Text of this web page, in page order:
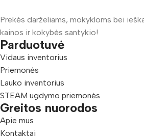
Prekės darželiams, mokykloms bei
kainos ir kokybės santykio!
Parduotuvė
Vidaus inventorius
Priemonės
Lauko inventorius
STEAM ugdymo priemonės
Greitos nuorodos
Apie mus
Kontaktai